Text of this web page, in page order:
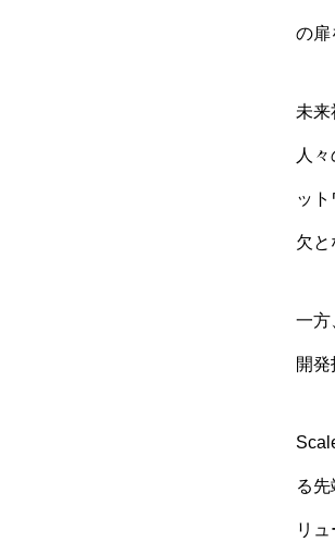
の扉
未来
人
ッ
欠と
一方
開
る
リ